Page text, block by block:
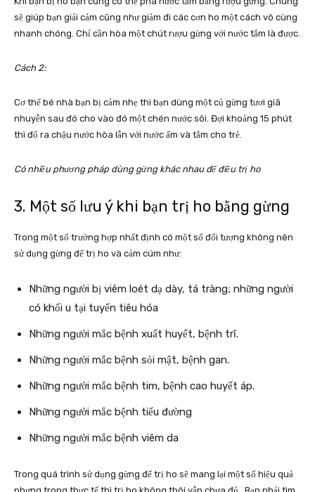
sẽ giúp bạn giải cảm cũng như giảm đi các cơn ho một cách vô cùng
nhanh chóng. Chỉ cần hòa một chút rượu gừng với nước tắm là được.
Cách 2:
Cơ thể bé nhà bạn bị cảm nhẹ thì bạn dùng một củ gừng tươi giã
nhuyễn sau đó cho vào đó một chén nước sôi. Đợi khoảng 15 phút
thì đổ ra chậu nước hòa lẫn với nước ấm và tắm cho trẻ.
Có nhiều phương pháp dùng gừng khác nhau để điều trị ho
3. Một số lưu ý khi bạn trị ho bằng gừng
Trong một số trường hợp nhất định có một số đối tượng không nên
sử dụng gừng để trị ho và cảm cúm như:
Những người bị viêm loét dạ dày, tá tràng; những người
có khối u tại tuyến tiêu hóa
Những người mắc bệnh xuất huyết, bệnh trĩ.
Những người mắc bệnh sỏi mật, bệnh gan.
Những người mắc bệnh tim, bệnh cao huyết áp.
Những người mắc bệnh tiểu đường
Những người mắc bệnh viêm da
Trong quá trình sử dụng gừng để trị ho sẽ mang lại một số hiệu quả